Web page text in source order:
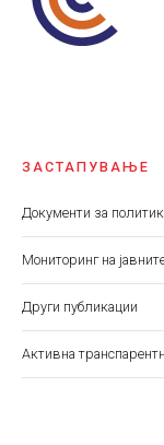
ЗАСТАПУВАЊЕ
Документи за
Мониторинг на
Други публикации
Aктивна